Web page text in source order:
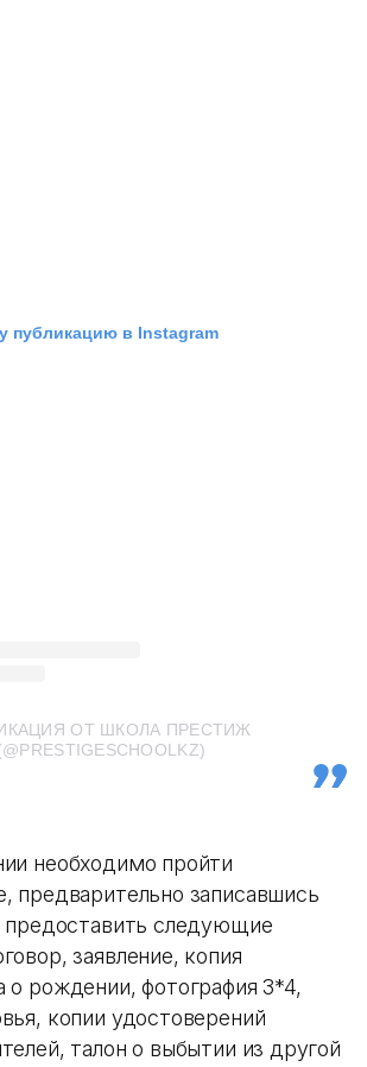
публикацию в Instagram
ОТ ШКОЛА ПРЕСТИЖ
необходимо пройти
предварительно записавшись
предоставить следующие
заявление, копия
о рождении, фотография 3*4,
копии удостоверений
талон о выбытии из другой